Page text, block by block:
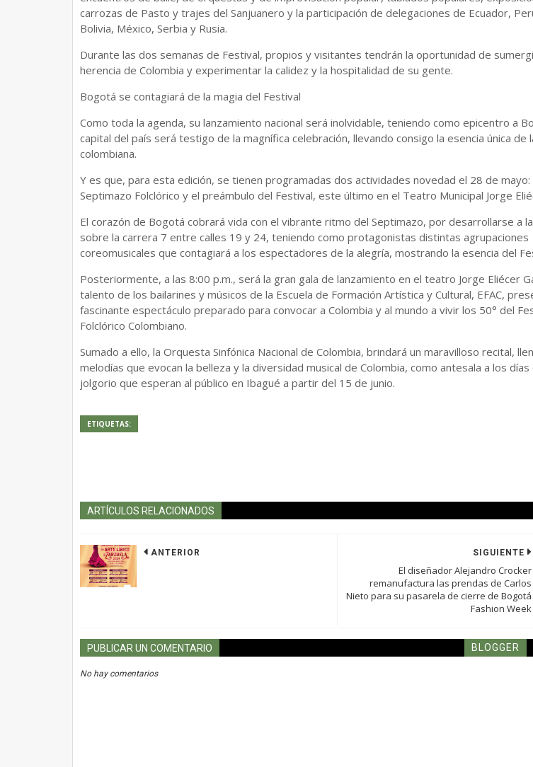
carrozas de Pasto y trajes del Sanjuanero y la participación de delegaciones de Ecuador,
Bolivia, México, Serbia y Rusia.
Durante las dos semanas de Festival, propios y visitantes tendrán la oportunidad de
herencia de Colombia y experimentar la calidez y la hospitalidad de su gente.
Bogotá se contagiará de la magia del Festival
Como toda la agenda, su lanzamiento nacional será inolvidable, teniendo como epicentro a
capital del país será testigo de la magnífica celebración, llevando consigo la esencia única de
colombiana.
Y es que, para esta edición, se tienen programadas dos actividades novedad el 28 de mayo:
Septimazo Folclórico y el preámbulo del Festival, este último en el Teatro Municipal Jorge
El corazón de Bogotá cobrará vida con el vibrante ritmo del Septimazo, por desarrollarse a
sobre la carrera 7 entre calles 19 y 24, teniendo como protagonistas distintas agrupaciones
coreomusicales que contagiará a los espectadores de la alegría, mostrando la esencia del
Posteriormente, a las 8:00 p.m., será la gran gala de lanzamiento en el teatro Jorge Eliécer
talento de los bailarines y músicos de la Escuela de Formación Artística y Cultural, EFAC,
fascinante espectáculo preparado para convocar a Colombia y al mundo a vivir los 50° del
Folclórico Colombiano.
Sumado a ello, la Orquesta Sinfónica Nacional de Colombia, brindará un maravilloso recital,
melodías que evocan la belleza y la diversidad musical de Colombia, como antesala a los
jolgorio que esperan al público en Ibagué a partir del 15 de junio.
ETIQUETAS:
ARTÍCULOS RELACIONADOS
SIGUIENTE
El diseñador Alejandro Crocker
remanufactura las prendas de Carlos
Nieto para su pasarela de cierre de Bogotá
Fashion Week
ANTERIOR
PUBLICAR UN COMENTARIO BLOGGER
No hay comentarios